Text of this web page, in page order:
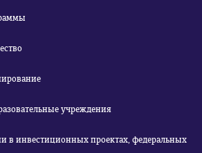
учреждения
в инвестиционных проектах, федеральных